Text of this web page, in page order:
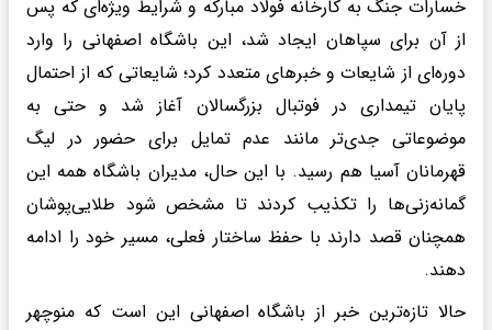
خسارات جنگ به کارخانه فولاد مبارکه و شرایط ویژه‌ای که پس
از آن برای سپاهان ایجاد شد، این باشگاه اصفهانی را وارد
دوره‌ای از شایعات و خبرهای متعدد کرد؛ شایعاتی که از احتمال
پایان تیمداری در فوتبال بزرگسالان آغاز شد و حتی به
موضوعاتی جدی‌تر مانند عدم تمایل برای حضور در لیگ
قهرمانان آسیا هم رسید. با این حال، مدیران باشگاه همه این
گمانه‌زنی‌ها را تکذیب کردند تا مشخص شود طلایی‌پوشان
همچنان قصد دارند با حفظ ساختار فعلی، مسیر خود را ادامه
دهند.
حالا تازه‌ترین خبر از باشگاه اصفهانی این است که منوچهر